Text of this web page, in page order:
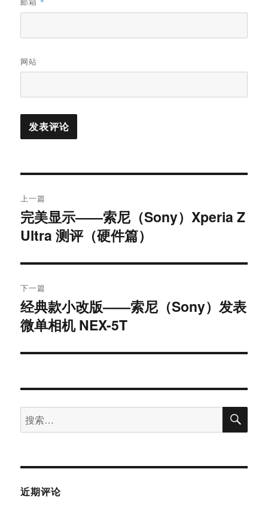
网站
章
导
航
上一篇
上
篇
章：
完美显示——索尼（Sony）Xperia Z
Ultra 测评（硬件篇）
下一篇
下
篇
章：
经典款小改版——索尼（Sony）发表
微单相机 NEX-5T
搜
索：
搜
近期评论